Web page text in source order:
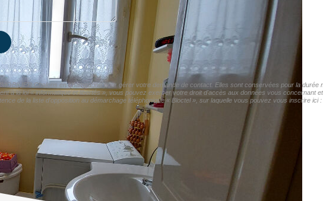
Chalons en champagne pour gérer votre demande de contact. Elles sont conservées pour la durée
à la loi « informatique et libertés », vous pouvez exercer votre droit d'accès aux données vous concernant
de la liste d'opposition au démarchage téléphonique « Bloctel », sur laquelle vous pouvez vous inscrire ici :